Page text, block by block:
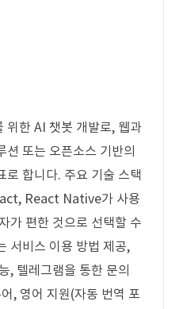
위한 AI 챗봇 개발로, 웹과
션 또는 오픈소스 기반의
로 합니다. 주요 기술 스택
React Native가 사용
가 편한 것으로 선택할 수
서비스 이용 방법 제공,
, 텔레그램을 통한 문의
, 영어 지원(자동 번역 포